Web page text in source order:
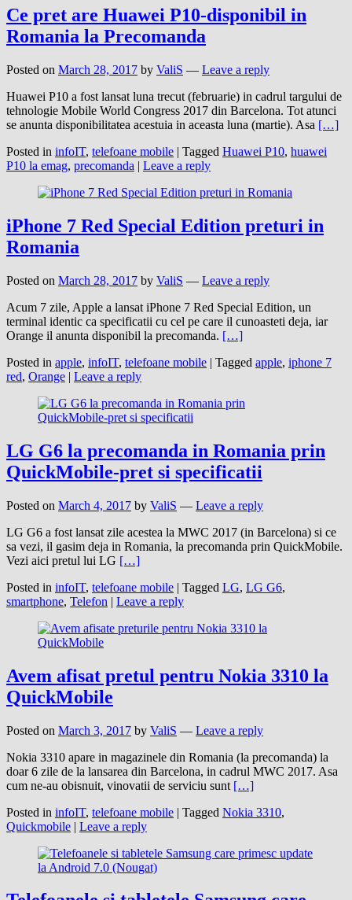
Ce pret are Huawei P10-disponibil in
Romania la Precomanda
Posted on March 28, 2017 by ValiS — Leave a reply
Huawei P10 a fost lansat luna trecut (februarie) in cadrul targului de
tehnologie Mobile World Congress 2017 din Barcelona. Tot atunci
se anunta disponibilitatea acestuia in aceasta luna (martie). Asa […]
Posted in infoIT, telefoane mobile | Tagged Huawei P10, huawei
P10 la emag, precomanda | Leave a reply
iPhone 7 Red Special Edition preturi in
Romania
Posted on March 28, 2017 by ValiS — Leave a reply
Acum 7 zile, Apple a lansat iPhone 7 Red Special Edition, un
terminal identic ca specificatii cu cel pe care il cunoasteti deja, iar
Orange il anunta disponibil la precomanda. […]
Posted in apple, infoIT, telefoane mobile | Tagged apple, iphone 7
red, Orange | Leave a reply
LG G6 la precomanda in Romania prin
QuickMobile-pret si specificatii
Posted on March 4, 2017 by ValiS — Leave a reply
LG G6 a fost lansat zile acestea la MWC 2017 (in Barcelona) si ce
sa vezi, il gasim deja in Romania, la precomanda prin QuickMobile.
Vezi aici pretul lui LG […]
Posted in infoIT, telefoane mobile | Tagged LG, LG G6,
smartphone, Telefon | Leave a reply
Avem afisat pretul pentru Nokia 3310 la
QuickMobile
Posted on March 3, 2017 by ValiS — Leave a reply
Nokia 3310 apare in magazinele din Romania (la precomanda) la
doar 6 zile de la lansarea din Barcelona, in cadrul MWC 2017. Asa
cum ne-au obisnuit, vinovatii de serviciu sunt […]
Posted in infoIT, telefoane mobile | Tagged Nokia 3310,
Quickmobile | Leave a reply